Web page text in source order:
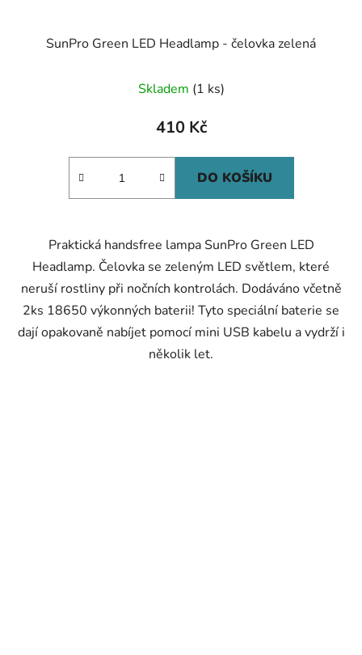
SunPro Green LED Headlamp - čelovka zelená
Skladem (1 ks)
410 Kč
DO KOŠÍKU
Praktická handsfree lampa SunPro Green LED
Headlamp. Čelovka se zeleným LED světlem, které
neruší rostliny při nočních kontrolách. Dodáváno včetně
2ks 18650 výkonných baterii! Tyto speciální baterie se
dají opakovaně nabíjet pomocí mini USB kabelu a vydrží i
několik let.